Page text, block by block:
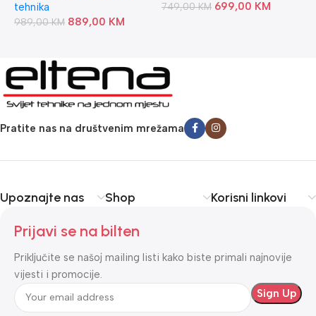
tehnika
989,00KM 889,00 KM
749,00KM 699,00 KM
Pratite nas na društvenim mrežama
Upoznajte nas Shop Korisni linkovi
Prijavi se na bilten
Priključite se našoj mailing listi kako biste primali najnovije
vijesti i promocije.